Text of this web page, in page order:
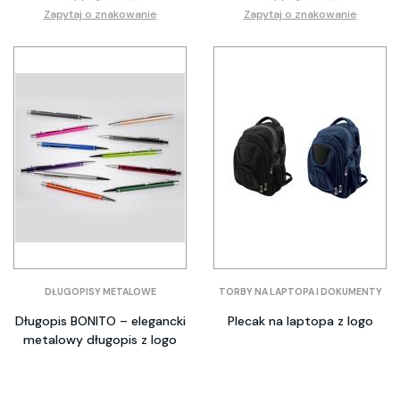
Zapytaj o znakowanie
Zapytaj o znakowanie
DŁUGOPISY METALOWE
Długopis BONITO – elegancki
metalowy długopis z logo
TORBY NA LAPTOPA I DOKUMENTY
Plecak na laptopa z logo